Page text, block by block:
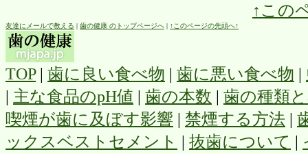
↑この
友達にメールで教える | 歯の健康 のトップページへ | ↑このページの先頭へ↑
TOP| 歯に良い食べ物 | 歯に悪い食べ物 |
| 主な食品のpH値 | 歯の本数 | 歯の種類
喫煙が歯に及ぼす影響 | 禁煙する方法 |
ックスベストセメント | 抜歯について |